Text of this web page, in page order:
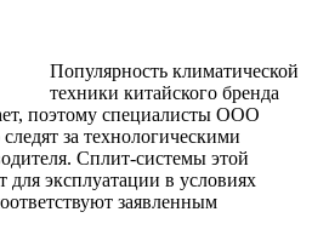
Популярность климатической
техники китайского бренда
поэтому специалисты ООО
за технологическими
Сплит-системы этой
для эксплуатации в условиях
заявленным